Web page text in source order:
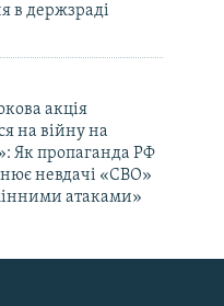
в держзраді
акція
на війну на
Як пропаганда РФ
невдачі «СВО»
атаками»